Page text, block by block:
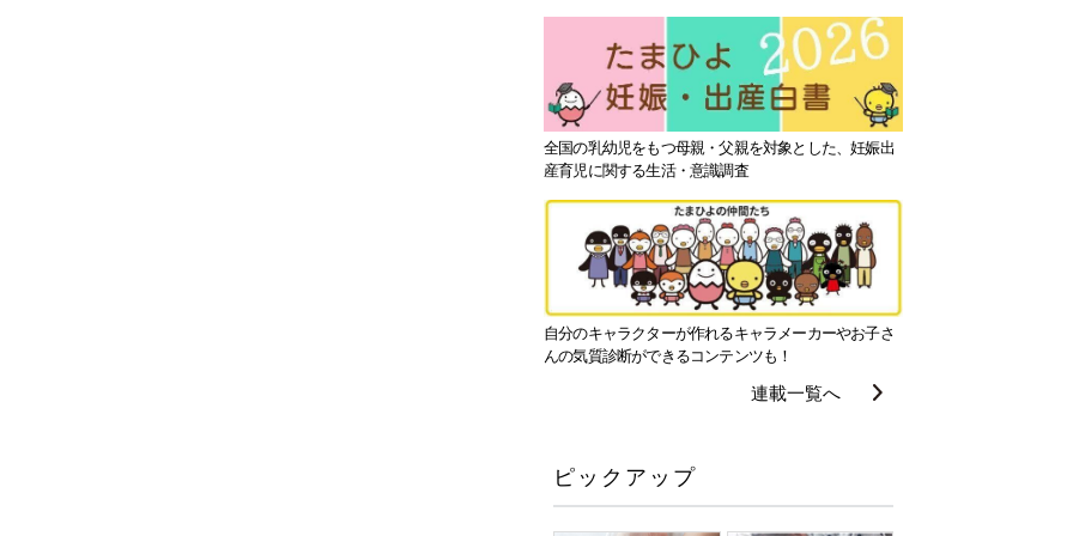
全国の乳幼児をもつ母親・父親を対象とした、妊娠出
産育児に関する生活・意識調査
自分のキャラクターが作れるキャラメーカーやお子さ
んの気質診断ができるコンテンツも！
連載一覧へ
ピックアップ